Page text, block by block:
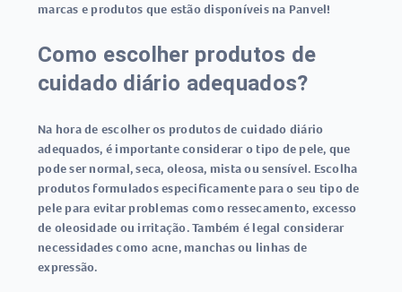
marcas e produtos que estão disponíveis na Panvel!
Como escolher produtos de
cuidado diário adequados?
Na hora de escolher os produtos de cuidado diário
adequados, é importante considerar o tipo de pele, que
pode ser normal, seca, oleosa, mista ou sensível. Escolha
produtos formulados especificamente para o seu tipo de
pele para evitar problemas como ressecamento, excesso
de oleosidade ou irritação. Também é legal considerar
necessidades como acne, manchas ou linhas de
expressão.